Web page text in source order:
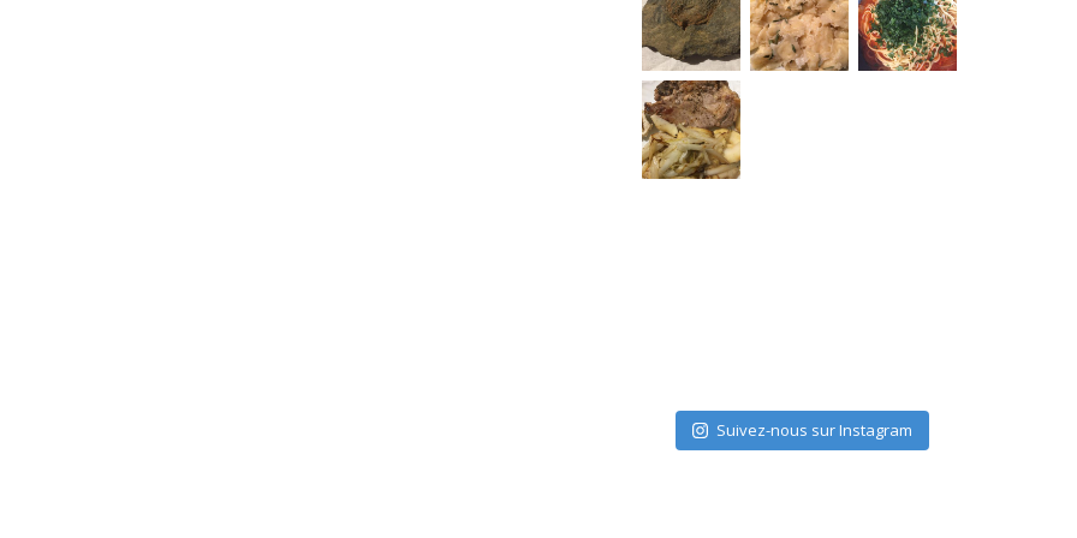
Suivez-nous sur Instagram